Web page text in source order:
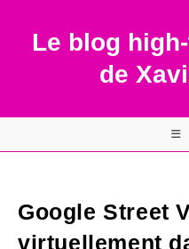
contentLe blog
de
Google Street
virtuellement